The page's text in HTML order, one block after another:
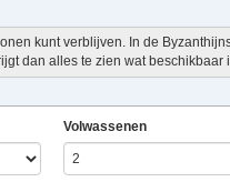
kunt verblijven. In de
dan alles te zien wat beschikbaar
Volwassenen